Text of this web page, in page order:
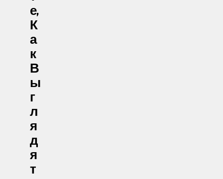
Е,
К
А
К
В
Ы
Г
Л
Я
Д
Я
Т